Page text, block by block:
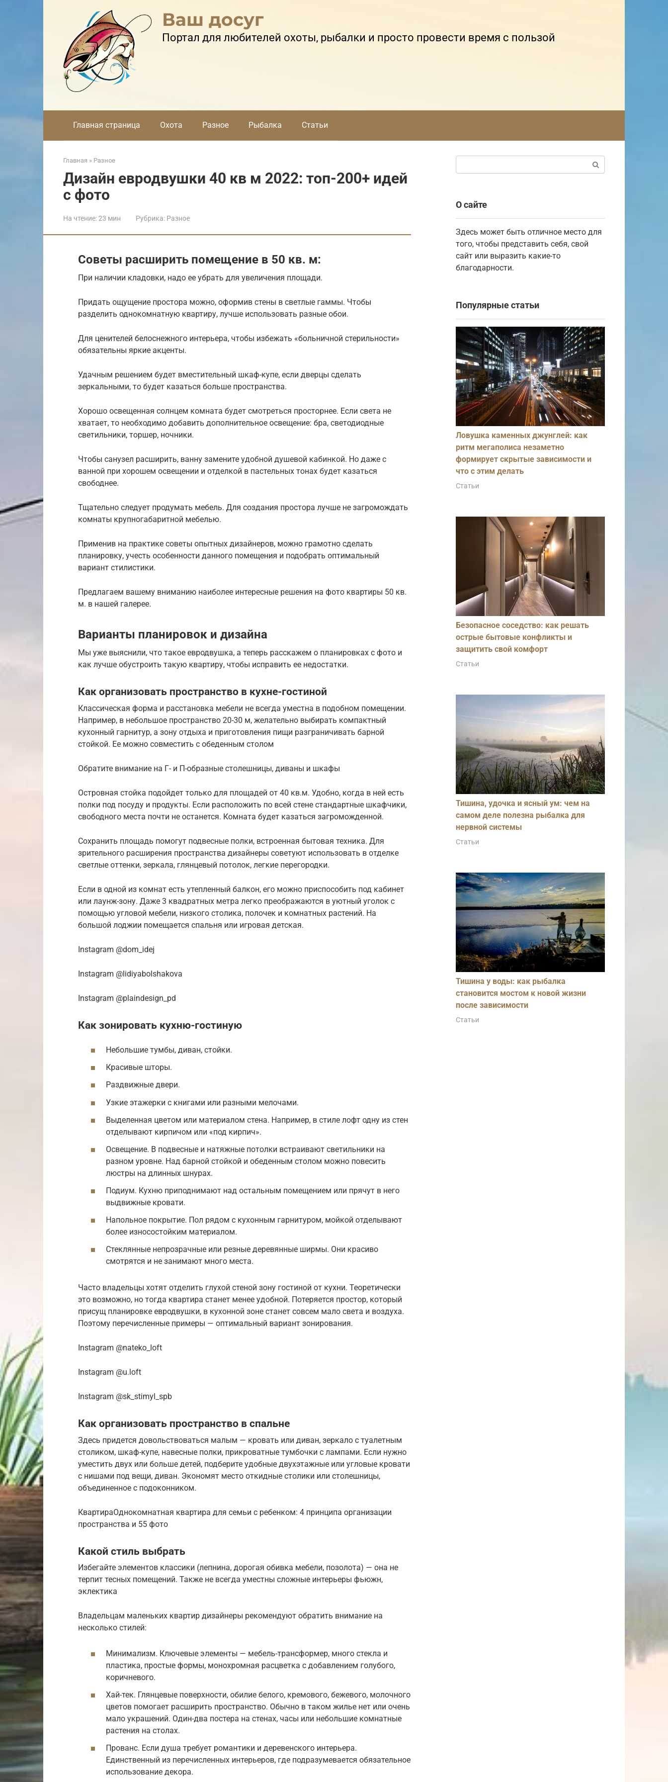
Ваш досуг
Портал для любителей охоты, рыбалки и просто провести время с пользой
Главная страница Охота Разное Рыбалка Статьи
Главная » Разное
Дизайн евродвушки 40 кв м 2022: топ-200+ идей
с фото
На чтение:23 мин Рубрика: Разное
Советы расширить помещение в 50 кв. м:
При наличии кладовки, надо ее убрать для увеличения площади.
Придать ощущение простора можно, оформив стены в светлые гаммы. Чтобы
разделить однокомнатную квартиру, лучше использовать разные обои.
Для ценителей белоснежного интерьера, чтобы избежать «больничной стерильности»
обязательны яркие акценты.
Удачным решением будет вместительный шкаф-купе, если дверцы сделать
зеркальными, то будет казаться больше пространства.
Хорошо освещенная солнцем комната будет смотреться просторнее. Если света не
хватает, то необходимо добавить дополнительное освещение: бра, светодиодные
светильники, торшер, ночники.
Чтобы санузел расширить, ванну замените удобной душевой кабинкой. Но даже с
ванной при хорошем освещении и отделкой в пастельных тонах будет казаться
свободнее.
Тщательно следует продумать мебель. Для создания простора лучше не загромождать
комнаты крупногабаритной мебелью.
Применив на практике советы опытных дизайнеров, можно грамотно сделать
планировку, учесть особенности данного помещения и подобрать оптимальный
вариант стилистики.
Предлагаем вашему вниманию наиболее интересные решения на фото квартиры 50 кв.
м. в нашей галерее.
Варианты планировок и дизайна
Мы уже выяснили, что такое евродвушка, а теперь расскажем о планировках с фото и
как лучше обустроить такую квартиру, чтобы исправить ее недостатки.
Как организовать пространство в кухне-гостиной
Классическая форма и расстановка мебели не всегда уместна в подобном помещении.
Например, в небольшое пространство 20-30 м, желательно выбирать компактный
кухонный гарнитур, а зону отдыха и приготовления пищи разграничивать барной
стойкой. Ее можно совместить с обеденным столом
Обратите внимание на Г- и П-образные столешницы, диваны и шкафы
Островная стойка подойдет только для площадей от 40 кв.м. Удобно, когда в ней есть
полки под посуду и продукты. Если расположить по всей стене стандартные шкафчики,
свободного места почти не останется. Комната будет казаться загроможденной.
Сохранить площадь помогут подвесные полки, встроенная бытовая техника. Для
зрительного расширения пространства дизайнеры советуют использовать в отделке
светлые оттенки, зеркала, глянцевый потолок, легкие перегородки.
Если в одной из комнат есть утепленный балкон, его можно приспособить под кабинет
или лаунж-зону. Даже 3 квадратных метра легко преображаются в уютный уголок с
помощью угловой мебели, низкого столика, полочек и комнатных растений. На
большой лоджии помещается спальня или игровая детская.
Instagram @dom_idej
Instagram @lidiyabolshakova
Instagram @plaindesign_pd
Как зонировать кухню-гостиную
Небольшие тумбы, диван, стойки.
Красивые шторы.
Раздвижные двери.
Узкие этажерки с книгами или разными мелочами.
Выделенная цветом или материалом стена. Например, в стиле лофт одну из стен
отделывают кирпичом или «под кирпич».
Освещение. В подвесные и натяжные потолки встраивают светильники на
разном уровне. Над барной стойкой и обеденным столом можно повесить
люстры на длинных шнурах.
Подиум. Кухню приподнимают над остальным помещением или прячут в него
выдвижные кровати.
Напольное покрытие. Пол рядом с кухонным гарнитуром, мойкой отделывают
более износостойким материалом.
Стеклянные непрозрачные или резные деревянные ширмы. Они красиво
смотрятся и не занимают много места.
Часто владельцы хотят отделить глухой стеной зону гостиной от кухни. Теоретически
это возможно, но тогда квартира станет менее удобной. Потеряется простор, который
присущ планировке евродвушки, в кухонной зоне станет совсем мало света и воздуха.
Поэтому перечисленные примеры — оптимальный вариант зонирования.
Instagram @nateko_loft
Instagram @u.loft
Instagram @sk_stimyl_spb
Как организовать пространство в спальне
Здесь придется довольствоваться малым — кровать или диван, зеркало с туалетным
столиком, шкаф-купе, навесные полки, прикроватные тумбочки с лампами. Если нужно
уместить двух или больше детей, подберите удобные двухэтажные или угловые кровати
с нишами под вещи, диван. Экономят место откидные столики или столешницы,
объединенное с подоконником.
КвартираОднокомнатная квартира для семьи с ребенком: 4 принципа организации
пространства и 55 фото
Какой стиль выбрать
Избегайте элементов классики (лепнина, дорогая обивка мебели, позолота) — она не
терпит тесных помещений. Также не всегда уместны сложные интерьеры фьюжн,
эклектика
Владельцам маленьких квартир дизайнеры рекомендуют обратить внимание на
несколько стилей:
Минимализм. Ключевые элементы — мебель-трансформер, много стекла и
пластика, простые формы, монохромная расцветка с добавлением голубого,
коричневого.
Хай-тек. Глянцевые поверхности, обилие белого, кремового, бежевого, молочного
цветов помогает расширить пространство. Обычно в таком жилье нет или очень
мало украшений. Один-два постера на стенах, часы или небольшие комнатные
растения на столах.
Прованс. Если душа требует романтики и деревенского интерьера.
Единственный из перечисленных интерьеров, где подразумевается обязательное
использование декора.
О сайте
Здесь может быть отличное место для
того, чтобы представить себя, свой
сайт или выразить какие-то
благодарности.
Популярные статьи
Ловушка каменных джунглей: как
ритм мегаполиса незаметно
формирует скрытые зависимости и
что с этим делать
Статьи
Безопасное соседство: как решать
острые бытовые конфликты и
защитить свой комфорт
Статьи
Тишина, удочка и ясный ум: чем на
самом деле полезна рыбалка для
нервной системы
Статьи
Тишина у воды: как рыбалка
становится мостом к новой жизни
после зависимости
Статьи